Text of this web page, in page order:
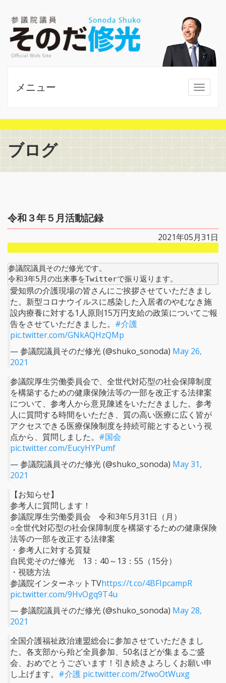
MENU
メニュー
ブログ
令和３年５月活動記録
2021年05月31日
参議院議員そのだ修光です。
令和3年5月の出来事をTwitterで振り返ります。
愛知県の介護現場の皆さんにご挨拶させていただきまし
た。新型コロナウイルスに感染した入居者のやむなき施
設内療養に対する1人原則15万円支給の政策についてご報
告をさせていただきました。 #介護
pic.twitter.com/GNkAQHzQMp
— 参議院議員そのだ修光 (@shuko_sonoda) May 26,
2021
参議院厚生労働委員会で、全世代対応型の社会保障制度
を構築するための健康保険法等の一部を改正する法律案
について、参考人から意見陳述をいただきました。参考
人に質問する時間をいただき、質の高い医療に広く皆が
アクセスできる医療保険制度を持続可能とするという視
点から、質問しました。 #国会
pic.twitter.com/EucyHYPumf
— 参議院議員そのだ修光 (@shuko_sonoda) May 31,
2021
【お知らせ】
参考人に質問します！
参議院厚生労働委員会 令和3年5月31日（月）
○全世代対応型の社会保障制度を構築するための健康保険
法等の一部を改正する法律案
・参考人に対する質疑
自民党そのだ修光 13：40～13：55（15分）
・視聴方法
参議院インターネットTVhttps://t.co/4BFIpcampR
pic.twitter.com/9HvOgq9T4u
— 参議院議員そのだ修光 (@shuko_sonoda) May 28,
2021
全国介護福祉政治連盟総会に参加させていただきまし
た。各支部から殆ど全員参加、50名ほどが集まるご盛
会、おめでとうございます！引き続きよろしくお願い申
し上げます。 #介護 pic.twitter.com/2fwoOtWuxg